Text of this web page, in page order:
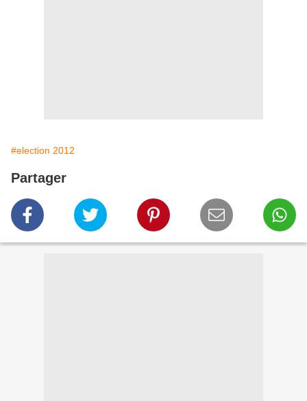
#election 2012
Partager